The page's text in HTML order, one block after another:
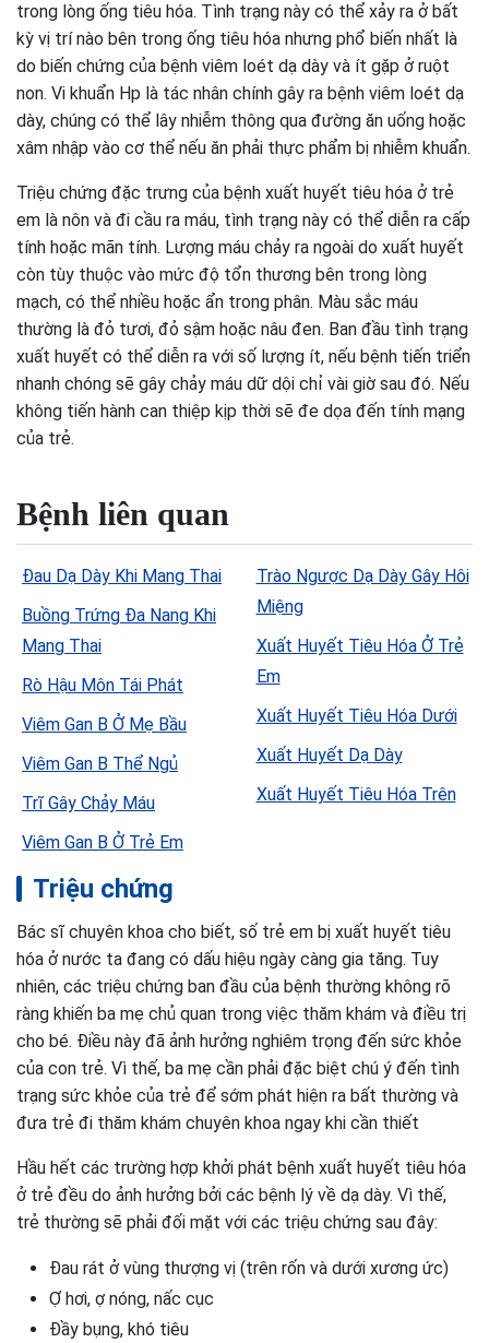
trong lòng ống tiêu hóa. Tình trạng này có thể xảy ra ở bất
kỳ vị trí nào bên trong ống tiêu hóa nhưng phổ biến nhất là
do biến chứng của bệnh viêm loét dạ dày và ít gặp ở ruột
non. Vi khuẩn Hp là tác nhân chính gây ra bệnh viêm loét dạ
dày, chúng có thể lây nhiễm thông qua đường ăn uống hoặc
xâm nhập vào cơ thể nếu ăn phải thực phẩm bị nhiễm khuẩn.
Triệu chứng đặc trưng của bệnh xuất huyết tiêu hóa ở trẻ
em là nôn và đi cầu ra máu, tình trạng này có thể diễn ra cấp
tính hoặc mãn tính. Lượng máu chảy ra ngoài do xuất huyết
còn tùy thuộc vào mức độ tổn thương bên trong lòng
mạch, có thể nhiều hoặc ẩn trong phân. Màu sắc máu
thường là đỏ tươi, đỏ sậm hoặc nâu đen. Ban đầu tình trạng
xuất huyết có thể diễn ra với số lượng ít, nếu bệnh tiến triển
nhanh chóng sẽ gây chảy máu dữ dội chỉ vài giờ sau đó. Nếu
không tiến hành can thiệp kịp thời sẽ đe dọa đến tính mạng
của trẻ.
Bệnh liên quan
Đau Dạ Dày Khi Mang Thai
Buồng Trứng Đa Nang Khi
Mang Thai
Rò Hậu Môn Tái Phát
Viêm Gan B Ở Mẹ Bầu
Viêm Gan B Thể Ngủ
Trĩ Gây Chảy Máu
Viêm Gan B Ở Trẻ Em
Trào Ngược Dạ Dày Gây Hôi
Miệng
Xuất Huyết Tiêu Hóa Ở Trẻ
Em
Xuất Huyết Tiêu Hóa Dưới
Xuất Huyết Dạ Dày
Xuất Huyết Tiêu Hóa Trên
Triệu chứng
Bác sĩ chuyên khoa cho biết, số trẻ em bị xuất huyết tiêu
hóa ở nước ta đang có dấu hiệu ngày càng gia tăng. Tuy
nhiên, các triệu chứng ban đầu của bệnh thường không rõ
ràng khiến ba mẹ chủ quan trong việc thăm khám và điều trị
cho bé. Điều này đã ảnh hưởng nghiêm trọng đến sức khỏe
của con trẻ. Vì thế, ba mẹ cần phải đặc biệt chú ý đến tình
trạng sức khỏe của trẻ để sớm phát hiện ra bất thường và
đưa trẻ đi thăm khám chuyên khoa ngay khi cần thiết
Hầu hết các trường hợp khởi phát bệnh xuất huyết tiêu hóa
ở trẻ đều do ảnh hưởng bởi các bệnh lý về dạ dày. Vì thế,
trẻ thường sẽ phải đối mặt với các triệu chứng sau đây:
Đau rát ở vùng thượng vị (trên rốn và dưới xương ức)
Ợ hơi, ợ nóng, nấc cục
Đầy bụng, khó tiêu